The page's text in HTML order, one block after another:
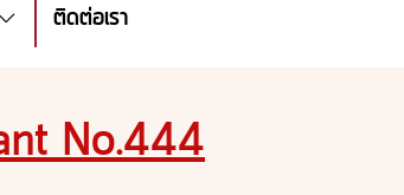
ติดต่อเรา
No.444